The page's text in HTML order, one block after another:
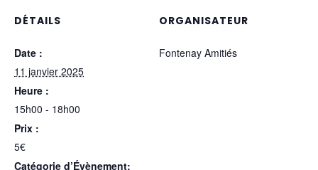
DÉTAILS
Date :
11 janvier 2025
Heure :
15h00 - 18h00
Prix :
5€
Catégorie d’Évènement:
ORGANISATEUR
Fontenay Amitiés